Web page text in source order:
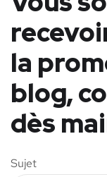
la
blog,
dès
Sujet